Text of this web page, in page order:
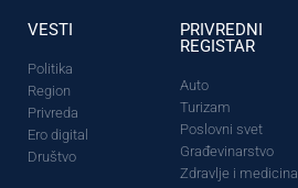
VESTI
Politika
Region
Privreda
Ero digital
Društvo
PRIVREDNI
REGISTAR
Auto
Turizam
Poslovni svet
Građevinarstvo
Zdravlje i medicina